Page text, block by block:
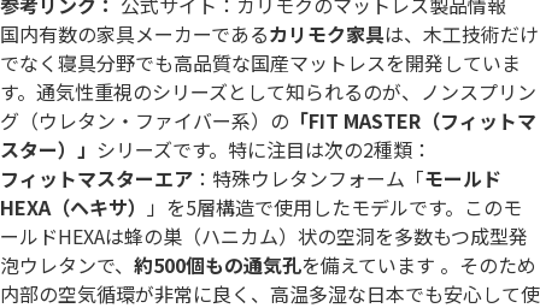
国内有数の家具メーカーであるカリモク家具は、木工技術だけ
でなく寝具分野でも高品質な国産マットレスを開発していま
す。通気性重視のシリーズとして知られるのが、ノンスプリン
グ（ウレタン・ファイバー系）の 「FIT MASTER（フィットマ
スター）」 シリーズです。特に注目は次の2種類：
フィットマスターエア ：特殊ウレタンフォーム「モールド
HEXA（ヘキサ）
」を5層構造で使用したモデルです。このモ
ールドHEXAは蜂の巣（ハニカム）状の空洞を多数もつ成型発
泡ウレタンで、 約500個もの通気孔を備えています 。そのため
内部の空気循環が非常に良く、高温多湿な日本でも安心して使